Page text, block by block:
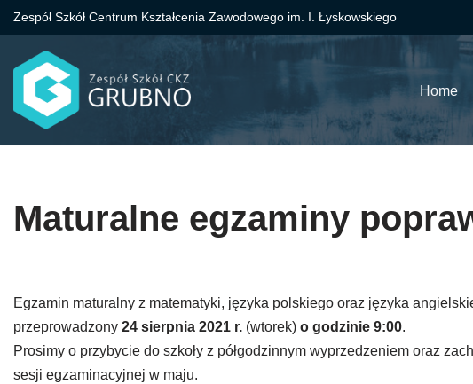
Przejdź
do
treści
Zespół Szkół Centrum Kształcenia Zawodowego im. I. Łyskowskiego
Home
Maturalne egzaminy
Egzamin maturalny z matematyki, języka polskiego oraz języka
przeprowadzony 24 sierpnia 2021 r. (wtorek) o godzinie 9:00.
Prosimy o przybycie do szkoły z półgodzinnym wyprzedzeniem oraz
sesji egzaminacyjnej w maju.